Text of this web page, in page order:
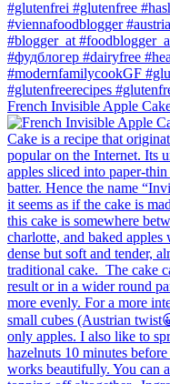
French Invisible Apple